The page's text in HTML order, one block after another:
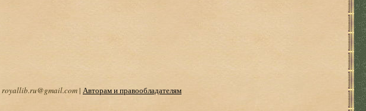
royallib.ru@gmail.com| Авторам и правообладателям